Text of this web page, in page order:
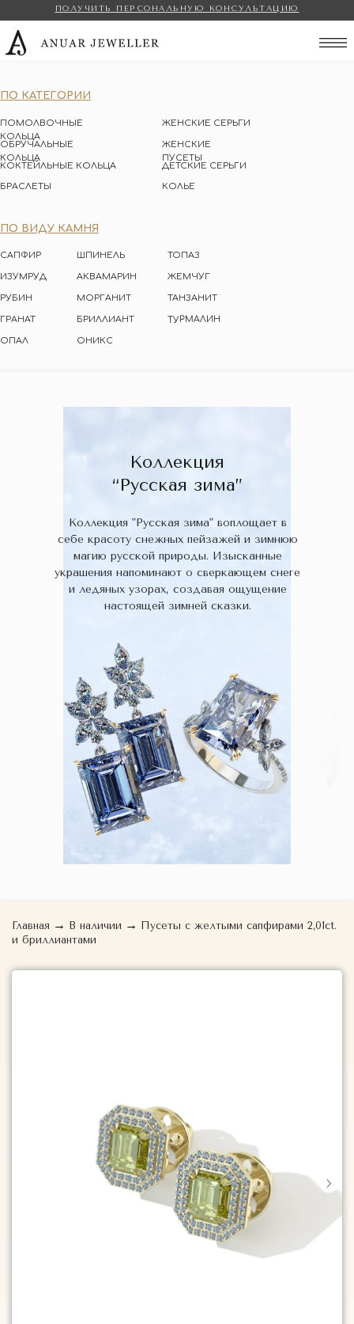
ПОЛУЧИТЬ ПЕРСОНАЛЬНУЮ КОНСУЛЬТАЦИЮ
ПО КАТЕГОРИИ
ПОМОЛВОЧНЫЕ
КОЛЬЦА
ОБРУЧАЛЬНЫЕ
КОЛЬЦА
ЖЕНСКИЕ СЕРЬГИ
КОКТЕЙЛЬНЫЕ КОЛЬЦА
ЖЕНСКИЕ
ПУСЕТЫ
ДЕТСКИЕ СЕРЬГИ
БРАСЛЕТЫ
КОЛЬЕ
ПО ВИДУ КАМНЯ
САПФИР
ИЗУМРУД
ШПИНЕЛЬ
РУБИН
АКВАМАРИН
МОРГАНИТ
ГРАНАТ БРИЛЛИАНТ
ТОПАЗ
ЖЕМЧУГ
ТУРМАЛИН
ТАНЗАНИТ
ОНИКС
ОПАЛ
Коллекция
“Русская зима”
Коллекция "Русская зима" воплощает в
себе красоту снежных пейзажей и зимнюю
магию русской природы. Изысканные
украшения напоминают о сверкающем снеге
и ледяных узорах, создавая ощущение
настоящей зимней сказки.
Главная → В наличии →
Пусеты с желтыми сапфирами 2,01ct.
и бриллиантами